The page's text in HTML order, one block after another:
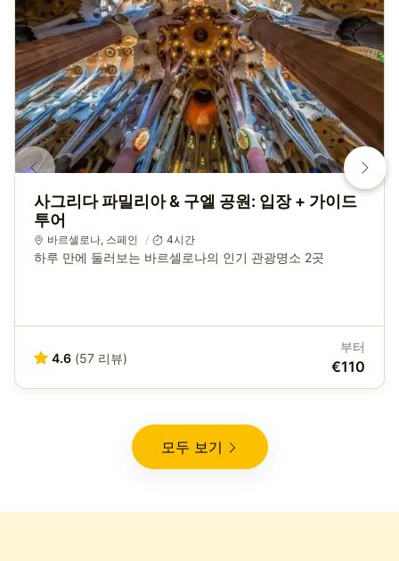
사그리다 파밀리아 & 구엘 공원: 입장 + 가이드
투어
바르셀로나, 스페인 4시간
하루 만에 둘러보는 바르셀로나의 인기 관광명소 2곳
4.6 (57 리뷰)
부터
€110
모두 보기